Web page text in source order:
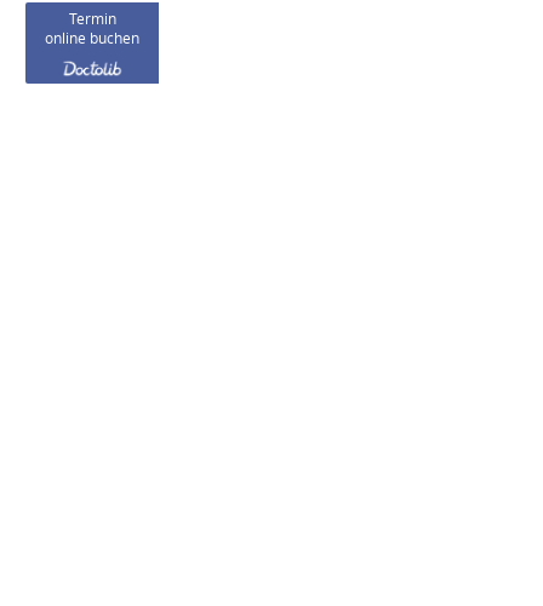
Termin
online buchen